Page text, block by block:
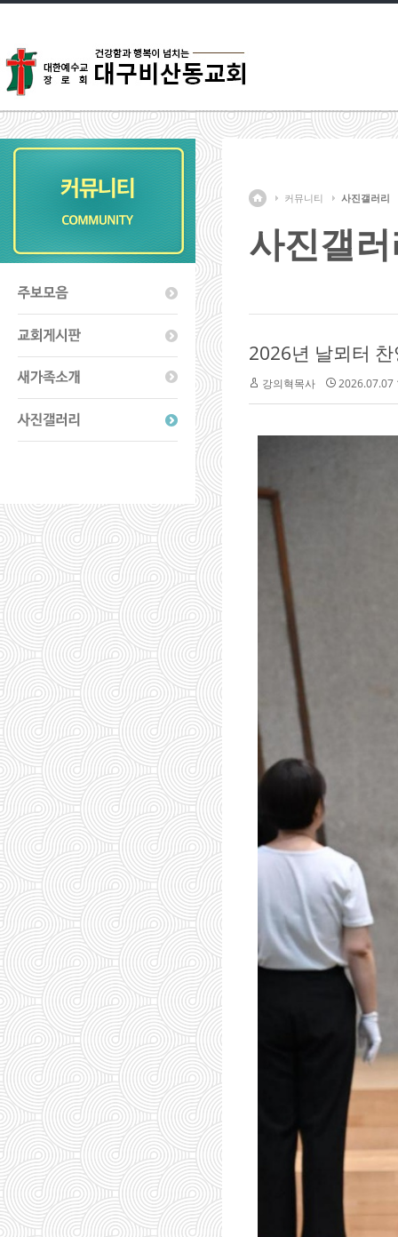
커뮤니티 사진갤러리
사진갤
2026년 날뫼터
강의혁목사 2026.07.07